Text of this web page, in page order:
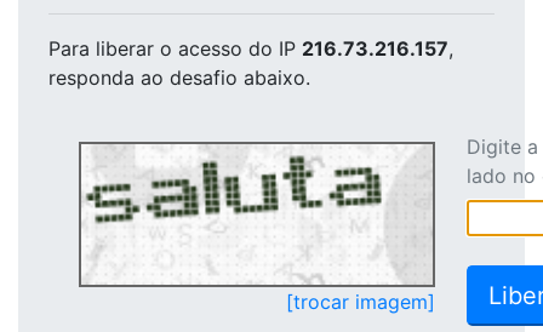
Para liberar o acesso do IP 216.73.216.157,
responda ao desafio abaixo.
[trocar imagem]
Digite
lado no